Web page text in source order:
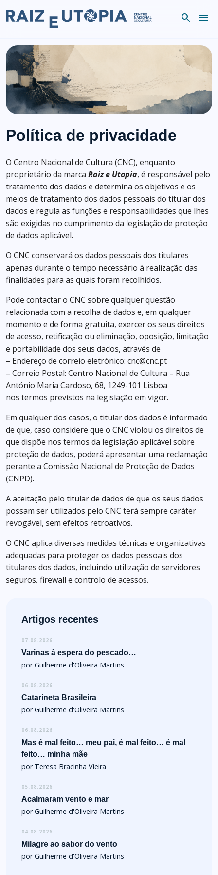
search menu
Política de privacidade
O Centro Nacional de Cultura (CNC), enquanto
proprietário da marca Raiz e Utopia, é responsável pelo
tratamento dos dados e determina os objetivos e os
meios de tratamento dos dados pessoais do titular dos
dados e regula as funções e responsabilidades que lhes
são exigidas no cumprimento da legislação de proteção
de dados aplicável.
O CNC conservará os dados pessoais dos titulares
apenas durante o tempo necessário à realização das
finalidades para as quais foram recolhidos.
Pode contactar o CNC sobre qualquer questão
relacionada com a recolha de dados e, em qualquer
momento e de forma gratuita, exercer os seus direitos
de acesso, retificação ou eliminação, oposição, limitação
e portabilidade dos seus dados, através de
– Endereço de correio eletrónico: cnc@cnc.pt
– Correio Postal: Centro Nacional de Cultura – Rua
António Maria Cardoso, 68, 1249-101 Lisboa
nos termos previstos na legislação em vigor.
Em qualquer dos casos, o titular dos dados é informado
de que, caso considere que o CNC violou os direitos de
que dispõe nos termos da legislação aplicável sobre
proteção de dados, poderá apresentar uma reclamação
perante a Comissão Nacional de Proteção de Dados
(CNPD).
A aceitação pelo titular de dados de que os seus dados
possam ser utilizados pelo CNC terá sempre caráter
revogável, sem efeitos retroativos.
O CNC aplica diversas medidas técnicas e organizativas
adequadas para proteger os dados pessoais dos
titulares dos dados, incluindo utilização de servidores
seguros, firewall e controlo de acessos.
Artigos recentes
07.08.2026
Varinas à espera do pescado…
por Guilherme d'Oliveira Martins
06.08.2026
Catarineta Brasileira
por Guilherme d'Oliveira Martins
06.08.2026
Mas é mal feito… meu pai, é mal feito… é mal
feito… minha mãe
por Teresa Bracinha Vieira
05.08.2026
Acalmaram vento e mar
por Guilherme d'Oliveira Martins
04.08.2026
Milagre ao sabor do vento
por Guilherme d'Oliveira Martins